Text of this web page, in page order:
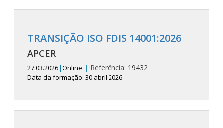
TRANSIÇÃO ISO FDIS 14001:2026
APCER
27.03.2026|Online | Referência: 19432
Data da formação: 30 abril 2026